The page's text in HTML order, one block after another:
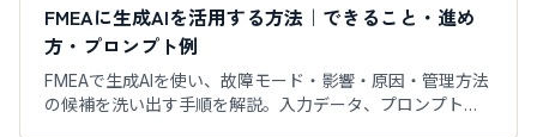
FMEAに生成AIを活用する方法｜できること・進め
方・プロンプト例
FMEAで生成AIを使い、故障モード・影響・原因・管理方法
の候補を洗い出す手順を解説。入力データ、プロンプト